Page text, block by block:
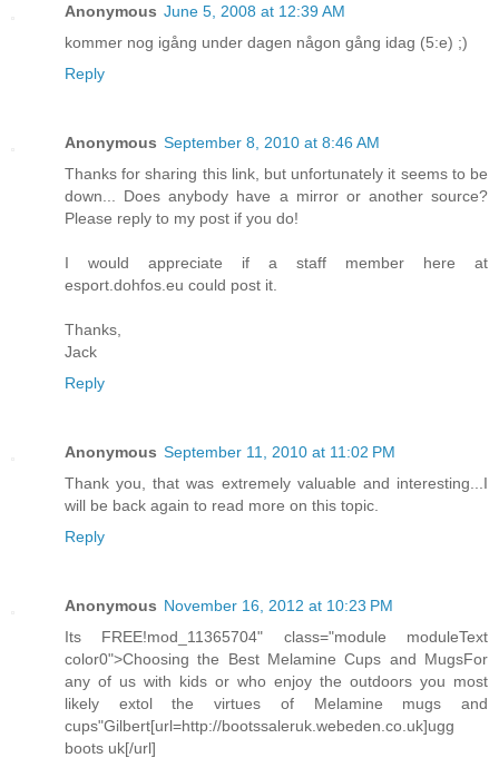
Anonymous June 5, 2008 at 12:39 AM
kommer nog igång under dagen någon gång idag (5:e) ;)
Reply
Anonymous September 8, 2010 at 8:46 AM
Thanks for sharing this link, but unfortunately it seems to be
down... Does anybody have a mirror or another source?
Please reply to my post if you do!
I would appreciate if a staff member here at
esport.dohfos.eu could post it.
Thanks,
Jack
Reply
Anonymous September 11, 2010 at 11:02 PM
Thank you, that was extremely valuable and interesting...I
will be back again to read more on this topic.
Reply
Anonymous November 16, 2012 at 10:23 PM
Its FREE!mod_11365704" class="module moduleText
color0">Choosing the Best Melamine Cups and MugsFor
any of us with kids or who enjoy the outdoors you most
likely extol the virtues of Melamine mugs and
cups"Gilbert[url=http://bootssaleruk.webeden.co.uk]ugg
boots uk[/url]